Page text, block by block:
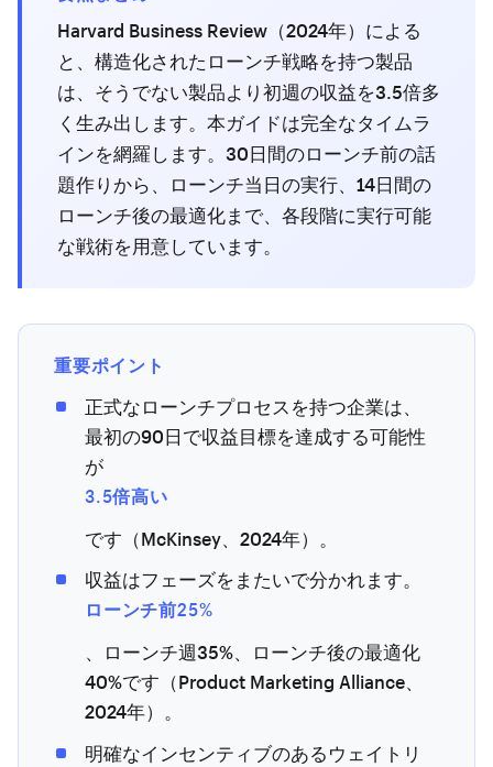
Harvard Business Review（2024年）による
と、構造化されたローンチ戦略を持つ製品
は、そうでない製品より初週の収益を3.5倍多
く生み出します。本ガイドは完全なタイムラ
インを網羅します。30日間のローンチ前の話
題作りから、ローンチ当日の実行、14日間の
ローンチ後の最適化まで、各段階に実行可能
な戦術を用意しています。
重要ポイント
正式なローンチプロセスを持つ企業は、
最初の90日で収益目標を達成する可能性
が
3.5倍高い
です（McKinsey、2024年）。
収益はフェーズをまたいで分かれます。
ローンチ前25%
、ローンチ週35%、ローンチ後の最適化
40%です（Product Marketing Alliance、
2024年）。
明確なインセンティブのあるウェイトリ